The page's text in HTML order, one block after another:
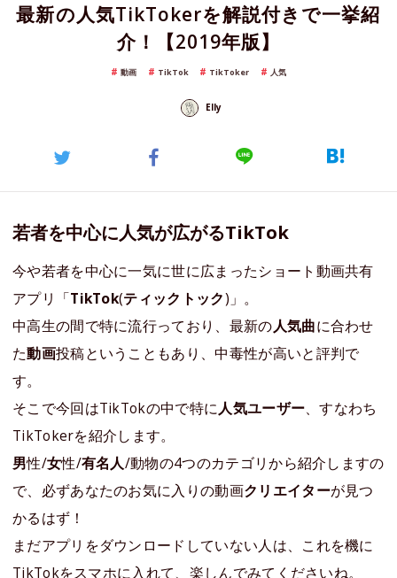
最新の人気TikTokerを解説付きで一挙紹
介！【2019年版】
動画 TikTok TikToker 人気
Elly
若者を中心に人気が広がるTikTok
今や若者を中心に一気に世に広まったショート動画共有
アプリ「TikTok(ティックトック)」。
中高生の間で特に流行っており、最新の人気曲に合わせ
た動画投稿ということもあり、中毒性が高いと評判で
す。
そこで今回はTikTokの中で特に人気ユーザー、すなわち
TikTokerを紹介します。
男性/女性/有名人/動物の4つのカテゴリから紹介しますの
で、必ずあなたのお気に入りの動画クリエイターが見つ
かるはず！
まだアプリをダウンロードしていない人は、これを機に
TikTokをスマホに入れて、楽しんでみてくださいね。